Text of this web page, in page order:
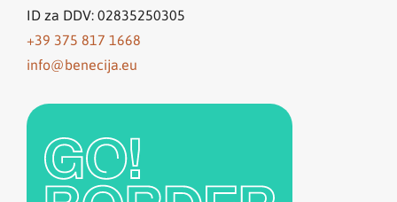
ID za DDV: 02835250305
+39 375 817 1668
info@benecija.eu